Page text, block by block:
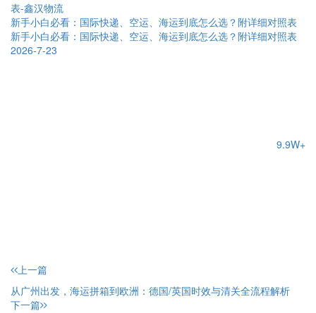
新手小白必看：国际快递、空运、海运到底怎么选？附详细对照表
新手小白必看：国际快递、空运、海运到底怎么选？附详细对照表
2026-7-23
9.9W+
上一篇
从广州出发，海运拼箱到欧洲：德国/英国时效与清关全流程解析
下一篇